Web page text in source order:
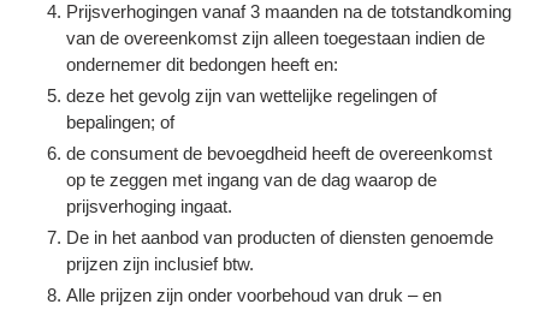
Prijsverhogingen vanaf 3 maanden na de totstandkoming
van de overeenkomst zijn alleen toegestaan indien de
ondernemer dit bedongen heeft en:
deze het gevolg zijn van wettelijke regelingen of
bepalingen; of
de consument de bevoegdheid heeft de overeenkomst
op te zeggen met ingang van de dag waarop de
prijsverhoging ingaat.
De in het aanbod van producten of diensten genoemde
prijzen zijn inclusief btw.
Alle prijzen zijn onder voorbehoud van druk – en